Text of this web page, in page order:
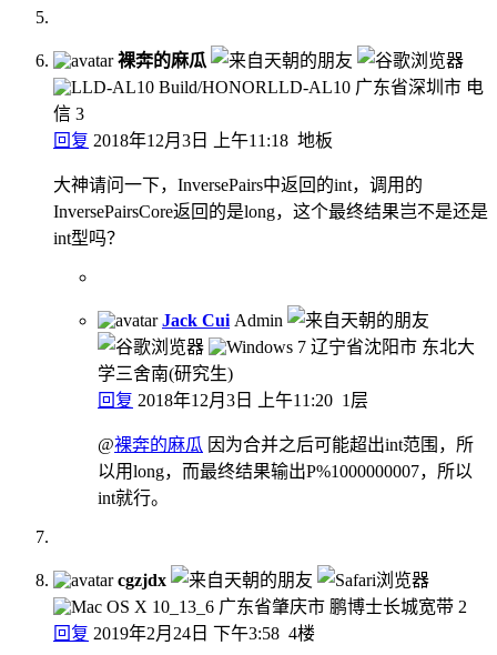
裸奔的麻瓜
广东省深圳市 电
信 3
回复 2018年12月3日 上午11:18 地板
大神请问一下，InversePairs中返回的int，调用的
InversePairsCore返回的是long，这个最终结果岂不是还是
int型吗？
Jack Cui Admin
辽宁省沈阳市 东北大
学三舍南(研究生)
回复 2018年12月3日 上午11:20 1层
@裸奔的麻瓜 因为合并之后可能超出int范围，所
以用long，而最终结果输出P%1000000007，所以
int就行。
cgzjdx
广东省肇庆市 鹏博士长城宽带 2
回复 2019年2月24日 下午3:58 4楼